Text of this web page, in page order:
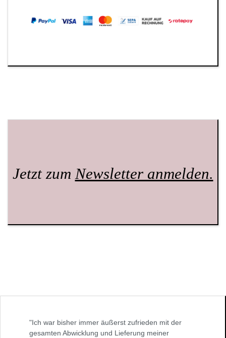
Jetzt zumNewsletter anmelden.
"Ich war bisher immer äußerst zufrieden mit der
gesamten Abwicklung und Lieferung meiner